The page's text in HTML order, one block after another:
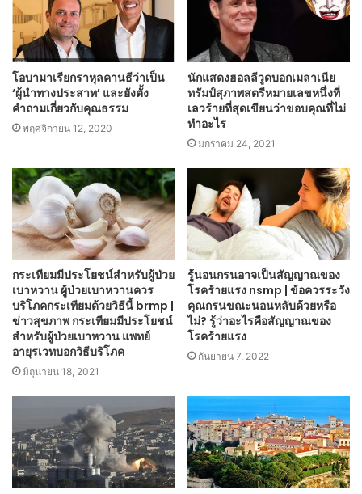
โอบามาเรียกราหุลคานธีว่าเป็น
‘ผู้นำทางประสาท’ และยังตั้ง
คำถามเกี่ยวกับคุณธรรม
พฤศจิกายน 12, 2020
นักแสดงฮอลลีวูดบอกเมลาเนีย
ทรัมป์สุภาพสตรีหมายเลขหนึ่งที่
เลวร้ายที่สุดเขียนว่าขอบคุณที่ไม่
ทำอะไร
มกราคม 24, 2021
กระเทียมมีประโยชน์สำหรับผู้ป่วย
เบาหวาน ผู้ป่วยเบาหวานควร
บริโภคกระเทียมด้วยวิธีนี้ brmp |
ข่าวสุขภาพ กระเทียมมีประโยชน์
สำหรับผู้ป่วยเบาหวาน แพทย์
อายุรเวทบอกวิธีบริโภค
มิถุนายน 18, 2021
รู้นอนกรนอาจเป็นสัญญาณของ
โรคร้ายแรง nsmp | ข้อควรระวัง
คุณกรนขณะนอนหลับด้วยหรือ
ไม่? รู้ว่าอะไรคือสัญญาณของ
โรคร้ายแรง
กันยายน 7, 2022